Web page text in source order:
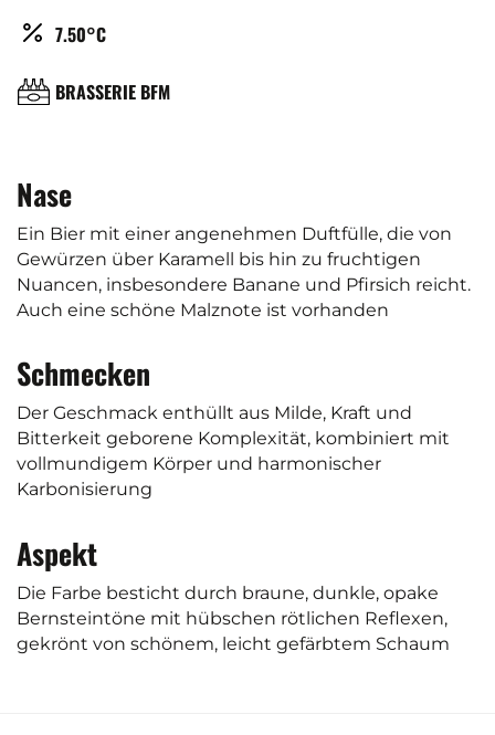
ALCOOL
7.50°C
BRASSERIE
BRASSERIE BFM
Nase
Ein Bier mit einer angenehmen Duftfülle, die von
Gewürzen über Karamell bis hin zu fruchtigen
Nuancen, insbesondere Banane und Pfirsich reicht.
Auch eine schöne Malznote ist vorhanden
Schmecken
Der Geschmack enthüllt aus Milde, Kraft und
Bitterkeit geborene Komplexität, kombiniert mit
vollmundigem Körper und harmonischer
Karbonisierung
Aspekt
Die Farbe besticht durch braune, dunkle, opake
Bernsteintöne mit hübschen rötlichen Reflexen,
gekrönt von schönem, leicht gefärbtem Schaum